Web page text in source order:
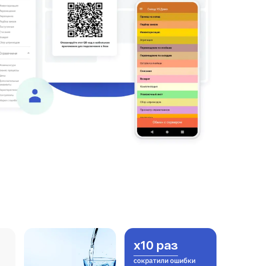
x10 раз
сократили ошибки